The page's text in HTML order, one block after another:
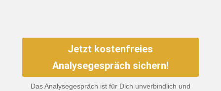
Jetzt kostenfreies
Analysegespräch sichern!
Das Analysegespräch ist für Dich unverbindlich und